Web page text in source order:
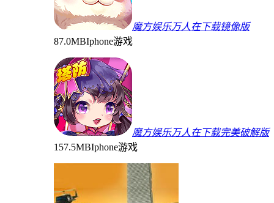
魔方娱乐万人在下载镜像版
87.0MBIphone游戏
魔方娱乐万人在下载完美破解版
157.5MBIphone游戏